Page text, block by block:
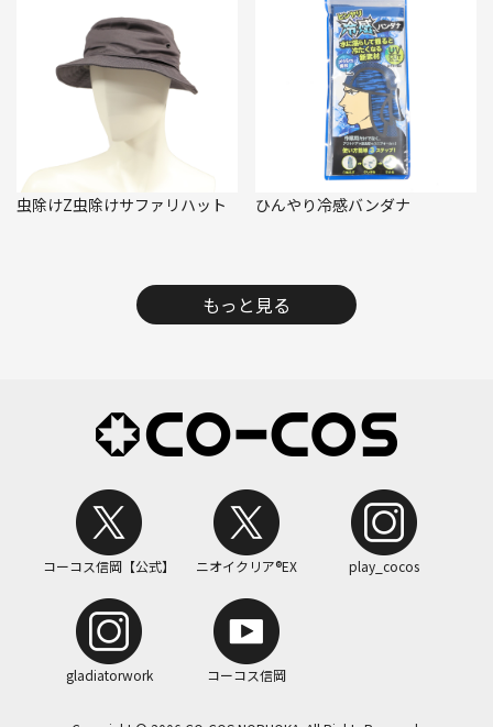
虫除けZ虫除けサファリハット ひんやり冷感バンダナ
もっと見る
コーコス信岡【公式】 ニオイクリア®EX play_cocos
gladiatorwork コーコス信岡